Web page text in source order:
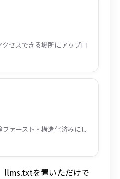
セスできる場所にアップロ
ァースト・構造化済みにし
llms.txtを置いただけで